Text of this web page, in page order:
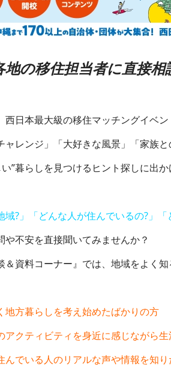
の移住担当者に直接
日本最大級の移住マッチングイベン
レンジ」「大好きな風景」「家族
”暮らしを見つけるヒント探しに出か
?」「どんな人が住んでいるの?」「
不安を直接聞いてみませんか？
資料コーナー』では、地域をよく
地方暮らしを考え始めたばかりの方
クティビティを身近に感じながら
でいる人のリアルな声や情報を知り